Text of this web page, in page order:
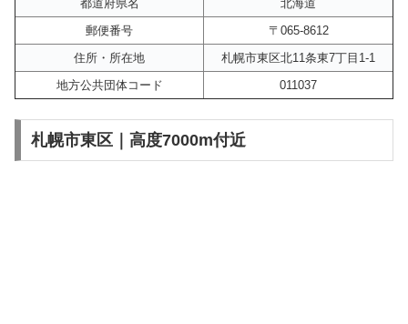
都道府県名
北海道
郵便番号
〒065-8612
住所・所在地
札幌市東区北11条東7丁目1-1
地方公共団体コード
011037
札幌市東区｜高度7000m付近